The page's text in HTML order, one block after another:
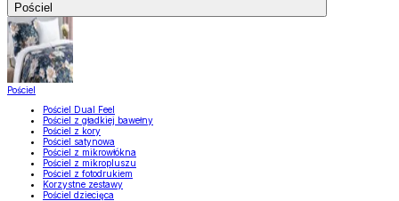
Pościel
Pościel
Pościel Dual Feel
Pościel z gładkiej bawełny
Pościel z kory
Pościel satynowa
Pościel z mikrowłókna
Pościel z mikropluszu
Pościel z fotodrukiem
Korzystne zestawy
Pościel dziecięca